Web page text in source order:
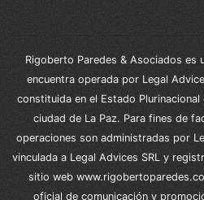
Rigoberto Paredes & Asociados es
encuentra operada por Legal
constituida en el Estado
ciudad de La Paz. Para fines de
operaciones son administradas por
vinculada a Legal Advices SRL y
sitio web
oficial de comunicación y